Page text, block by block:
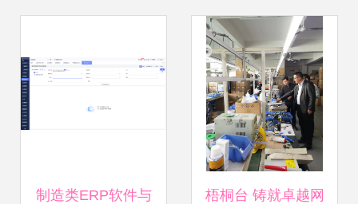
制造类ERP软件与 梧桐台 铸就卓越网